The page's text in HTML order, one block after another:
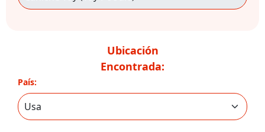
Ubicación
Encontrada:
País: